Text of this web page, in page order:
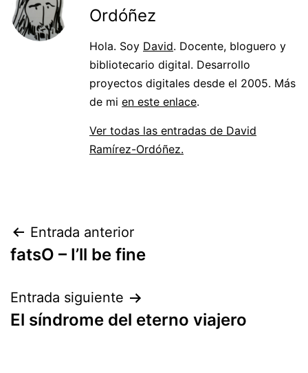
Ordóñez
Hola. Soy David. Docente, bloguero y
bibliotecario digital. Desarrollo
proyectos digitales desde el 2005. Más
de mi en este enlace.
Ver todas las entradas de David
Ramírez-Ordóñez.
Navegación
de
entradas
Entrada anterior
fatsO – I’ll be fine
Entrada siguiente
El síndrome del eterno viajero